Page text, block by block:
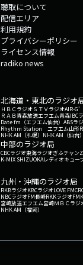
聴取について
配信エリア
利用規約
プライバシーポリシー
ライセンス情報
radiko news
北海道・東北のラジオ
ＨＢＣラジオＳＴＶラジオAIR-G'
ＲＡＢ青森放送エフエム青森IBC
Date fm（エフエム仙台） ABSラ
Rhythm Station エフエム山形
NHK AM（札幌） NHK AM（仙台
中部のラジオ局
CBCラジオ東海ラジオぎふチャン
K-MIX SHIZUOKAレディオキュー
九州・沖縄のラジオ局
RKBラジオKBCラジオLOVE FM
NBCラジオFM長崎RKKラジオ
宮崎放送エフエム宮崎ＭＢＣラジ
NHK AM（福岡）